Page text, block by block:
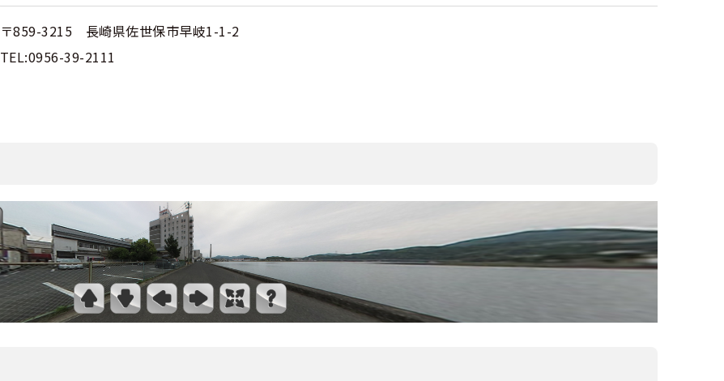
〒859-3215 長崎県佐世保市早岐1-1-2
TEL:0956-39-2111